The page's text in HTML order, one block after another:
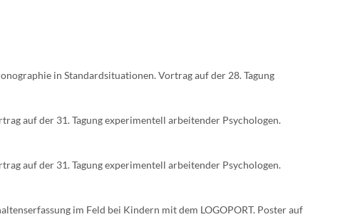
in Standardsituationen. Vortrag auf der 28. Tagung
auf der 31. Tagung experimentell arbeitender Psychologen.
auf der 31. Tagung experimentell arbeitender Psychologen.
im Feld bei Kindern mit dem LOGOPORT. Poster auf